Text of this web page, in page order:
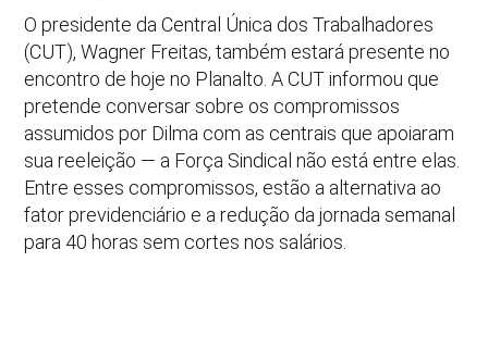
O presidente da Central Única dos Trabalhadores
(CUT), Wagner Freitas, também estará presente no
encontro de hoje no Planalto. A CUT informou que
pretende conversar sobre os compromissos
assumidos por Dilma com as centrais que apoiaram
sua reeleição — a Força Sindical não está entre elas.
Entre esses compromissos, estão a alternativa ao
fator previdenciário e a redução da jornada semanal
para 40 horas sem cortes nos salários.